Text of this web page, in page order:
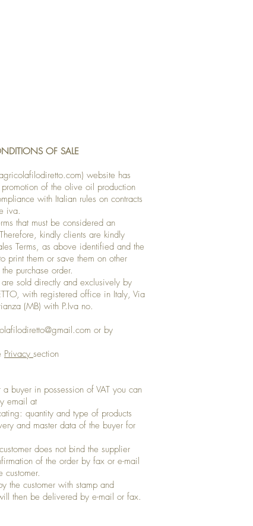
OF SALE
) website has
of the olive oil production
with Italian rules on contracts
iva.
that must be considered an
kindly clients are kindly
Terms, as above identified and the
print them or save them on other
purchase order.
are sold directly and exclusively by
with registered office in Italy, Via
(MB) with P.Iva no.
or by
Privacy section
buyer in possession of VAT you can
email at
quantity and type of products
and master data of the buyer for
does not bind the supplier
of the order by fax or e-mail
customer.
the customer with stamp and
then be delivered by e-mail or fax.